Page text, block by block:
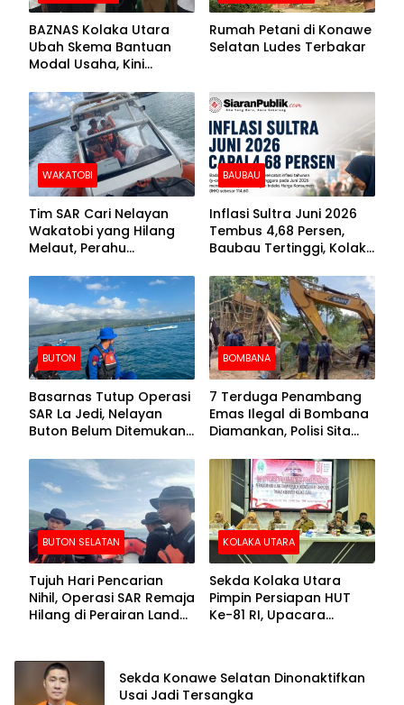
BAZNAS Kolaka Utara
Ubah Skema Bantuan
Modal Usaha, Kini
Barang Senilai Rp419,5
Juta
Rumah Petani di Konawe
Selatan Ludes Terbakar
WAKATOBI
Tim SAR Cari Nelayan
Wakatobi yang Hilang
Melaut, Perahu
Kemasukan Air
BAUBAU
Inflasi Sultra Juni 2026
Tembus 4,68 Persen,
Baubau Tertinggi, Kolaka
BUTON
Basarnas Tutup Operasi
SAR La Jedi, Nelayan
Buton Belum Ditemukan
BOMBANA
7 Terduga Penambang
Emas Ilegal di Bombana
Diamankan, Polisi Sita
Crusher
BUTON SELATAN
Tujuh Hari Pencarian
Nihil, Operasi SAR Remaja
Hilang di Perairan Lande
KOLAKA UTARA
Sekda Kolaka Utara
Pimpin Persiapan HUT
Ke-81 RI, Upacara
Sekda Konawe Selatan Dinonaktifkan
Usai Jadi Tersangka